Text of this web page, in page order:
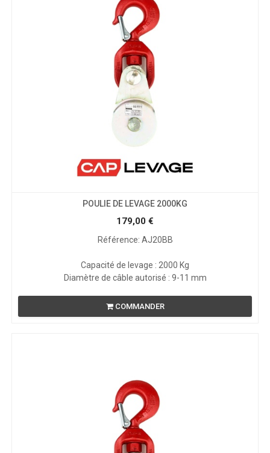
POULIE DE LEVAGE 2000KG
179,00 €
Référence: AJ20BB
Capacité de levage : 2000 Kg
Diamètre de câble autorisé : 9-11 mm
COMMANDER